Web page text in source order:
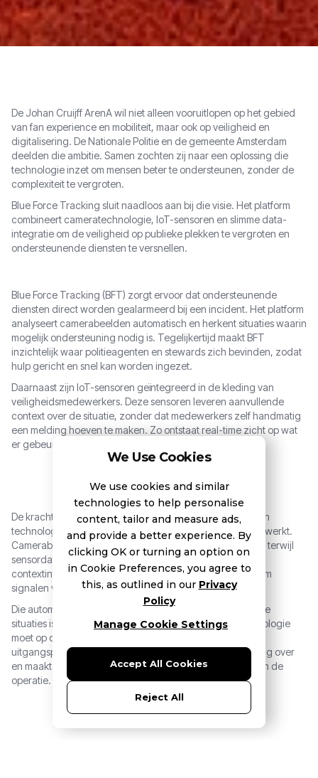
De Johan Cruijff ArenA wil niet alleen vooruitlopen op het gebied
van fan experience en mobiliteit, maar ook op veiligheid en
digitalisering. De Nationale Politie en de gemeente Amsterdam
deelden die ambitie. Samen zochten zij naar een oplossing die
technologie inzet om mensen beter te ondersteunen, zonder de
complexiteit te vergroten.
Blue Force Tracking sluit naadloos aan bij die visie. Het platform
combineert cameratechnologie, IoT-sensoren en slimme data-
integratie om de veiligheid op publieke plekken te vergroten en
ondersteunende diensten te versnellen.
Blue Force Tracking (BFT) zorgt ervoor dat ondersteunende
diensten direct worden gealarmeerd bij een incident. Het platform
analyseert camerabeelden automatisch en herkent situaties waarin
mogelijk ondersteuning nodig is. Tegelijkertijd maakt BFT
inzichtelijk waar politieagenten en stewards zich bevinden, zodat
hulp gericht en snel kan worden ingezet.
Daarnaast zijn IoT-sensoren geïntegreerd in de kleding van
veiligheidsmedewerkers. Deze sensoren leveren aanvullende
context over de situatie, zonder dat medewerkers zelf handmatig
een melding hoeven te maken. Zo ontstaat real-time zicht op wat
er gebeurt, precies daar waar het nodig is.
De kracht van Blue Force Tracking zit in de combinatie van
technologieën én in de snelheid waarmee data wordt verwerkt.
Camerabeelden worden geautomatiseerd geanalyseerd, terwijl
sensordata direct wordt gekoppeld aan locatie- en
contextinformatie. Op basis daarvan genereert het systeem
signalen voor ondersteunende diensten.
Die automatisering is essentieel. In stressvolle of gevaarlijke
situaties is er geen tijd voor extra handelingen. “De technologie
moet op de achtergrond werken,” was een belangrijk
uitgangspunt binnen het project. BFT neemt die rol volledig over
en maakt datagedreven veiligheid praktisch toepasbaar in de
operatie.
We Use Cookies
We use cookies and similar
technologies to help personalise
content, tailor and measure ads,
and provide a better experience. By
clicking OK or turning an option on
in Cookie Preferences, you agree to
this, as outlined in our Privacy
Policy
Manage Cookie Settings
Accept All Cookies
Reject All